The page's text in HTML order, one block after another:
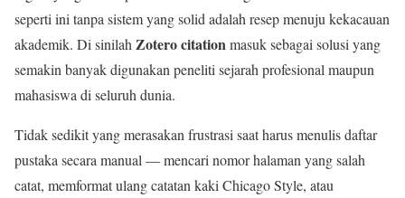
seperti ini tanpa sistem yang solid adalah resep menuju kekacauan
akademik. Di sinilah Zotero citationmasuk sebagai solusi yang
semakin banyak digunakan peneliti sejarah profesional maupun
mahasiswa di seluruh dunia.
Tidak sedikit yang merasakan frustrasi saat harus menulis daftar
pustaka secara manual — mencari nomor halaman yang salah
catat, memformat ulang catatan kaki Chicago Style, atau